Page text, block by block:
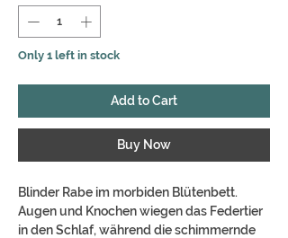
Only 1 left in stock
Add to Cart
Buy Now
Blinder Rabe im morbiden Blütenbett.
Augen und Knochen wiegen das Federtier
in den Schlaf, während die schimmernde